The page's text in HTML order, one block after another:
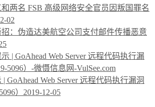
两名 FSB 高级网络安全官员因叛国罪名
02
：伪造达美航空公司支付邮件传播恶意
GoAhead Web Server 远程代码执行漏洞
） 2019-12-05